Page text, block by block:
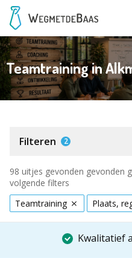
Teamtraining in
Filteren 2
98 uitjes gevonden gevonden
volgende filters
Teamtraining
Plaats,
Kwalitatief